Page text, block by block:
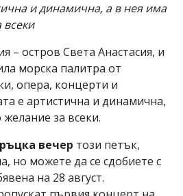
и динамична, а в нея има
– остров Света Анастасия, и
морска палитра от
опера, концерти и
е артистична и динамична,
за всеки.
вечер този петък,
но можете да се сдобиете с
на 28 август.